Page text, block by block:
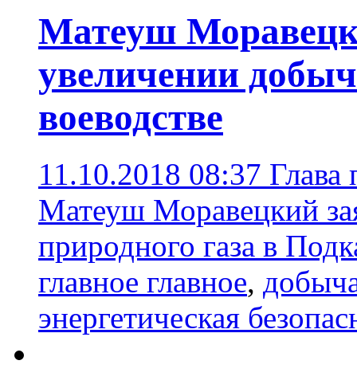
Матеуш
увеличении
воеводстве
11.10.2018 08:37 Глава
Матеуш Моравецкий
природного газа в
главное главное,
энергетическая